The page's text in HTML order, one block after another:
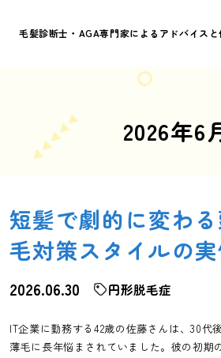
毛髪診断士・AGA専門家によるアドバイス
2026年6
短髪で劇的に変わ
毛対策スタイルの
2026.06.30 円形脱毛症
IT企業に勤務する42歳の佐藤さんは、30代
薄毛に長年悩まされていました。彼の初期